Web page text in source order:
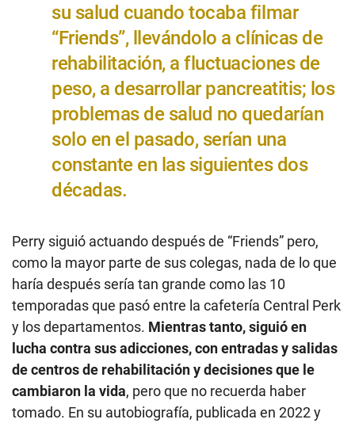
su salud cuando tocaba filmar
“Friends”, llevándolo a clínicas de
rehabilitación, a fluctuaciones de
peso, a desarrollar pancreatitis; los
problemas de salud no quedarían
solo en el pasado, serían una
constante en las siguientes dos
décadas.
Perry siguió actuando después de “Friends” pero,
como la mayor parte de sus colegas, nada de lo que
haría después sería tan grande como las 10
temporadas que pasó entre la cafetería Central Perk
y los departamentos. Mientras tanto, siguió en
lucha contra sus adicciones, con entradas y salidas
de centros de rehabilitación y decisiones que le
cambiaron la vida, pero que no recuerda haber
tomado. En su autobiografía, publicada en 2022 y